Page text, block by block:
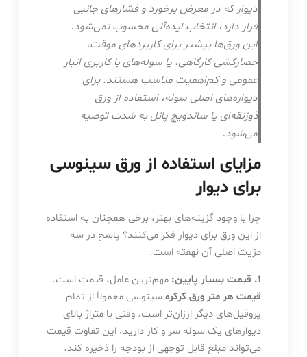
دیوار که در معرض برخورد و فشارهای جانبی
قرار دارد، انتخاب ایده‌آلی محسوب نمی‌شود.
این ورق‌ها بیشتر برای کاربردهای موقت،
حصارکشی کارگاهی، یا سوله‌های با کاربری انبار
عمومی و کم‌اهمیت مناسب هستند. برای
دیواره‌های اصلی سوله، استفاده از ورق
ذوزنقه‌ای یا ساندویچ پانل به شدت توصیه
می‌شود.
مزایای استفاده از ورق سینوسی
برای دیوار
چرا با وجود گزینه‌های بهتر، برخی همچنان به استفاده
از این ورق برای دیوار فکر می‌کنند؟ پاسخ در سه
مزیت اصلی آن نهفته است:
۱. قیمت بسیار پایین:
مهم‌ترین عامل، قیمت است.
قیمت هر متر ورق کرکرهسینوسی معمولاً از تمام
پروفیل‌های دیگر ارزان‌تر است. وقتی با متراژ بالای
دیوارهای یک سوله سر و کار دارید، این تفاوت قیمت
می‌تواند مبلغ قابل توجهی از بودجه را ذخیره کند.